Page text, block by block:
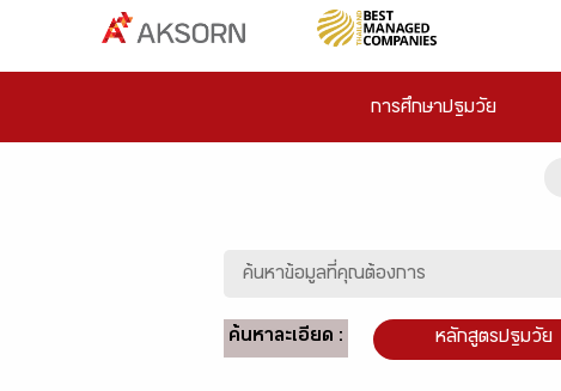
การศึกษาปฐมวัย
ค้นหาละเอียด : หลักสูตรปฐมวัย